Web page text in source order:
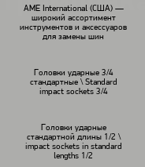
AME International (США) —
широкий ассортимент
инструментов и аксессуаров
для замены шин
Головки ударные 3/4
стандартные \ Standard
impact sockets 3/4
Головки ударные
стандартной длины 1/2 \
impact sockets in standard
lengths 1/2